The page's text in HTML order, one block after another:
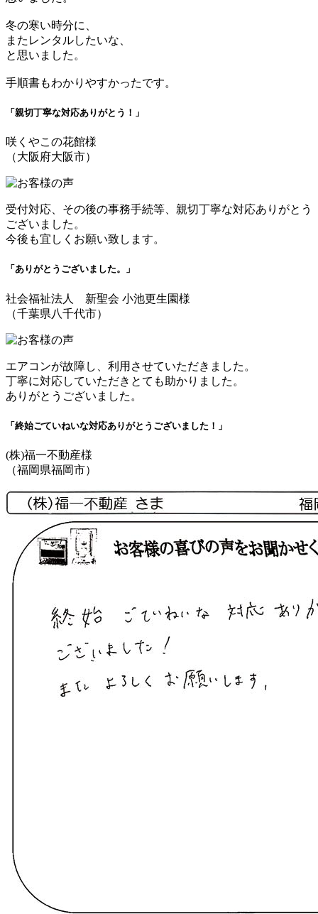
冬の寒い時分に、
またレンタルしたいな、
と思いました。
手順書もわかりやすかったです。
「親切丁寧な対応ありがとう！」
咲くやこの花館様
（大阪府大阪市）
受付対応、その後の事務手続等、親切丁寧な対応ありがとう
ございました。
今後も宜しくお願い致します。
「ありがとうございました。」
社会福祉法人 新聖会 小池更生園様
（千葉県八千代市）
エアコンが故障し、利用させていただきました。
丁寧に対応していただきとても助かりました。
ありがとうございました。
「終始ごていねいな対応ありがとうございました！」
(株)福一不動産様
（福岡県福岡市）